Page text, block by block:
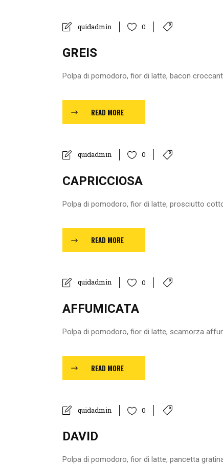
quidadmin 0
GREIS
Polpa di pomodoro, fior di latte, bacon
READ MORE
quidadmin 0
CAPRICCIOSA
Polpa di pomodoro, fior di latte, prosciutto
READ MORE
quidadmin 0
AFFUMICATA
Polpa di pomodoro, fior di latte, scamorza
READ MORE
quidadmin 0
DAVID
Polpa di pomodoro, fior di latte, pancetta